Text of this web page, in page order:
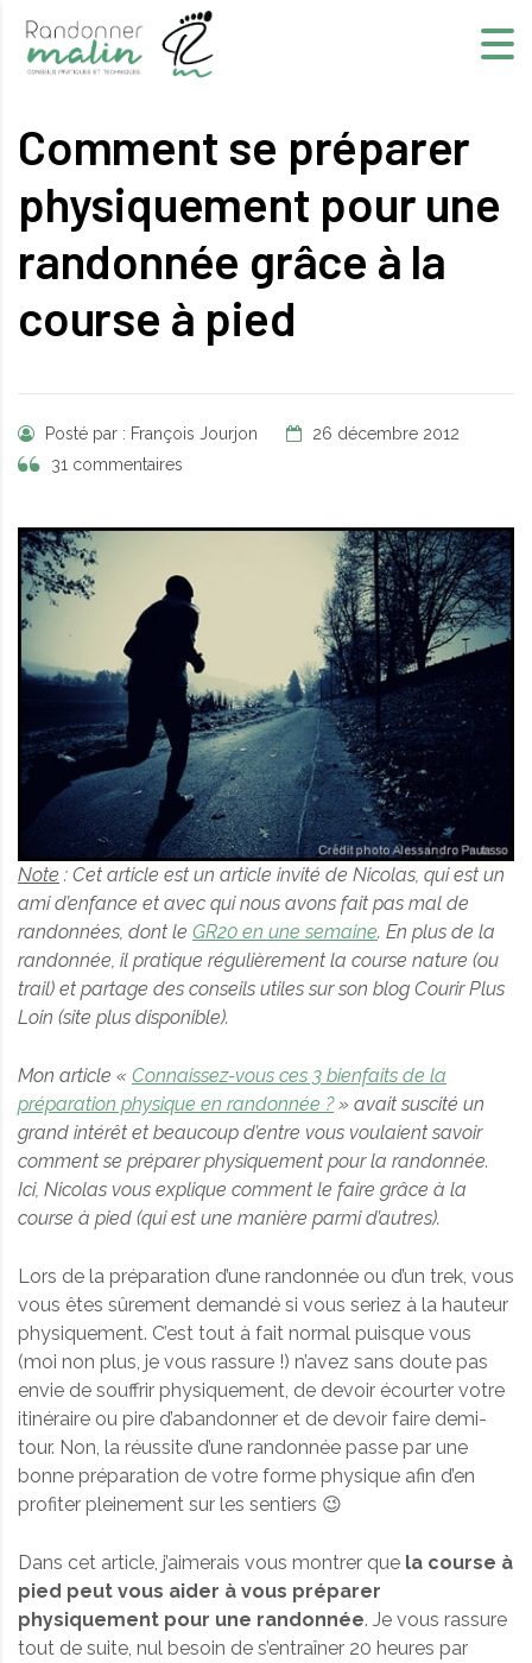
Comment se préparer
physiquement pour une
randonnée grâce à la
course à pied
Posté par : François Jourjon
26 décembre 2012
31 commentaires
Note : Cet article est un article invité de Nicolas, qui est un
ami d’enfance et avec qui nous avons fait pas mal de
randonnées, dont le GR20 en une semaine. En plus de la
randonnée, il pratique régulièrement la course nature (ou
trail) et partage des conseils utiles sur son blog Courir Plus
Loin (site plus disponible).
Mon article « Connaissez-vous ces 3 bienfaits de la
préparation physique en randonnée ?» avait suscité un
grand intérêt et beaucoup d’entre vous voulaient savoir
comment se préparer physiquement pour la randonnée.
Ici, Nicolas vous explique comment le faire grâce à la
course à pied (qui est une manière parmi d’autres).
Lors de la préparation d’une randonnée ou d’un trek, vous
vous êtes sûrement demandé si vous seriez à la hauteur
physiquement. C’est tout à fait normal puisque vous
(moi non plus, je vous rassure !) n’avez sans doute pas
envie de souffrir physiquement, de devoir écourter votre
itinéraire ou pire d’abandonner et de devoir faire demi-
tour. Non, la réussite d’une randonnée passe par une
bonne préparation de votre forme physique afin d’en
profiter pleinement sur les sentiers 😉
Dans cet article, j’aimerais vous montrer que la course à
pied peut vous aider à vous préparer
physiquement pour une randonnée. Je vous rassure
tout de suite, nul besoin de s’entraîner 20 heures par